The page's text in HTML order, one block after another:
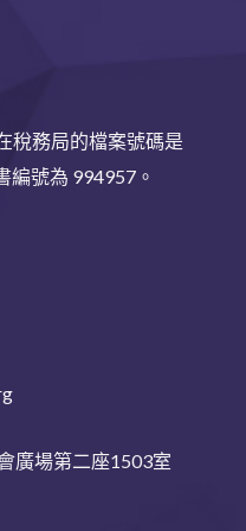
稅務局的檔案號碼是
編號為 994957。
廣場第二座1503室